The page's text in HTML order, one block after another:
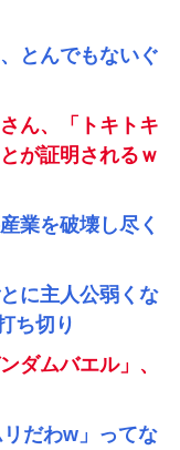
とんでもないぐ
ん、「トキトキ
が証明されるｗ
業を破壊し尽く
に主人公弱くな
ち切り
ダムバエル」、
リだわw」ってな